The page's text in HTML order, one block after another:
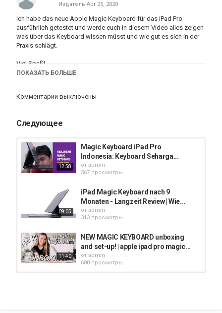
Издатель Apr 25, 2020
Ich habe das neue Apple Magic Keyboard für das iPad Pro
ausführlich getestet und werde euch in diesem Video alles zeigen
was über das Keyboard wissen müsst und wie gut es sich in der
Praxis schlägt.
Viel Spaß!
https://www.instagram.com/apfelwelt
TWITTER:
https://twitter.com/DerApfelwelt
iPad Pro 2020
ПОКАЗАТЬ БОЛЬШЕ
Комментарии выключены
Следующее
12:58
Magic Keyboard iPad Pro
Indonesia: Keyboard Seharga...
от admin
567 просмотры
09:05
iPad Magic Keyboard nach 9
Monaten - Langzeit Review | Wie...
от admin
313 просмотры
11:40
NEW MAGIC KEYBOARD unboxing
and set-up! | apple ipad pro magic...
от admin
680 просмотры